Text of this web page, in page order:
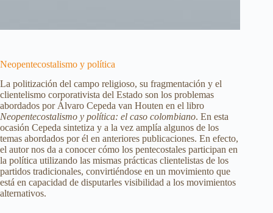
Neopentecostalismo y política
La politización del campo religioso, su fragmentación y el
clientelismo corporativista del Estado son los problemas
abordados por Álvaro Cepeda van Houten en el libro
Neopentecostalismo y política: el caso colombiano. En esta
ocasión Cepeda sintetiza y a la vez amplía algunos de los
temas abordados por él en anteriores publicaciones. En efecto,
el autor nos da a conocer cómo los pentecostales participan en
la política utilizando las mismas prácticas clientelistas de los
partidos tradicionales, convirtiéndose en un movimiento que
está en capacidad de disputarles visibilidad a los movimientos
alternativos.